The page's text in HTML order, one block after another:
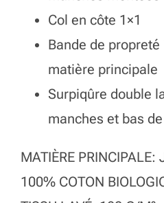
Col en côte 1×1
Bande de
matière principale
Surpiqûre double
manches et bas
MATIÈRE PRINCIPALE:
100% COTON